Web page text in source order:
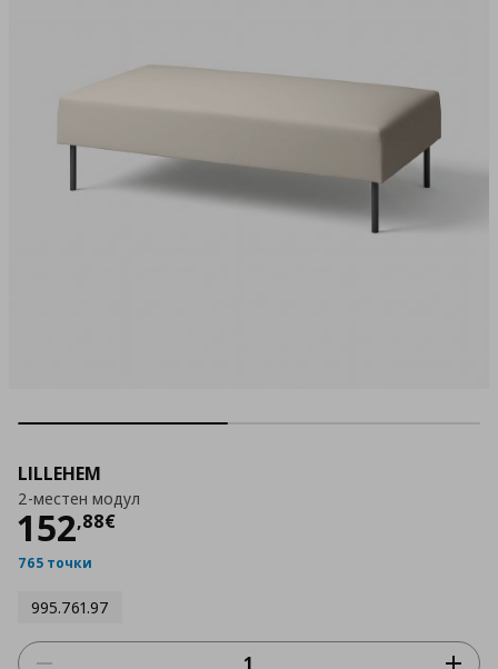
LILLEHEM
2-местен модул
152,88€
Цена
765 точки
995.761.97